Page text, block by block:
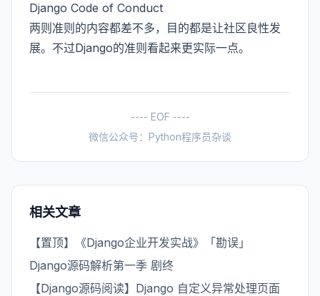
Django Code of Conduct
两则准则的内容都差不多，目的都是让社区良性发
展。不过Django的准则看起来更实际一点。
---- EOF ----
微信公众号：Python程序员杂谈
相关文章
【置顶】《Django企业开发实战》「勘误」
Django源码解析第一季 剧终
【Django源码阅读】Django 自定义异常处理页面